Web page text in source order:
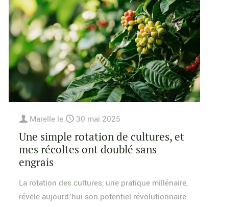
Marelle le 30 mai 2025
Une simple rotation de cultures, et
mes récoltes ont doublé sans
engrais
La rotation des cultures, une pratique millénaire,
révèle aujourd’hui son potentiel révolutionnaire